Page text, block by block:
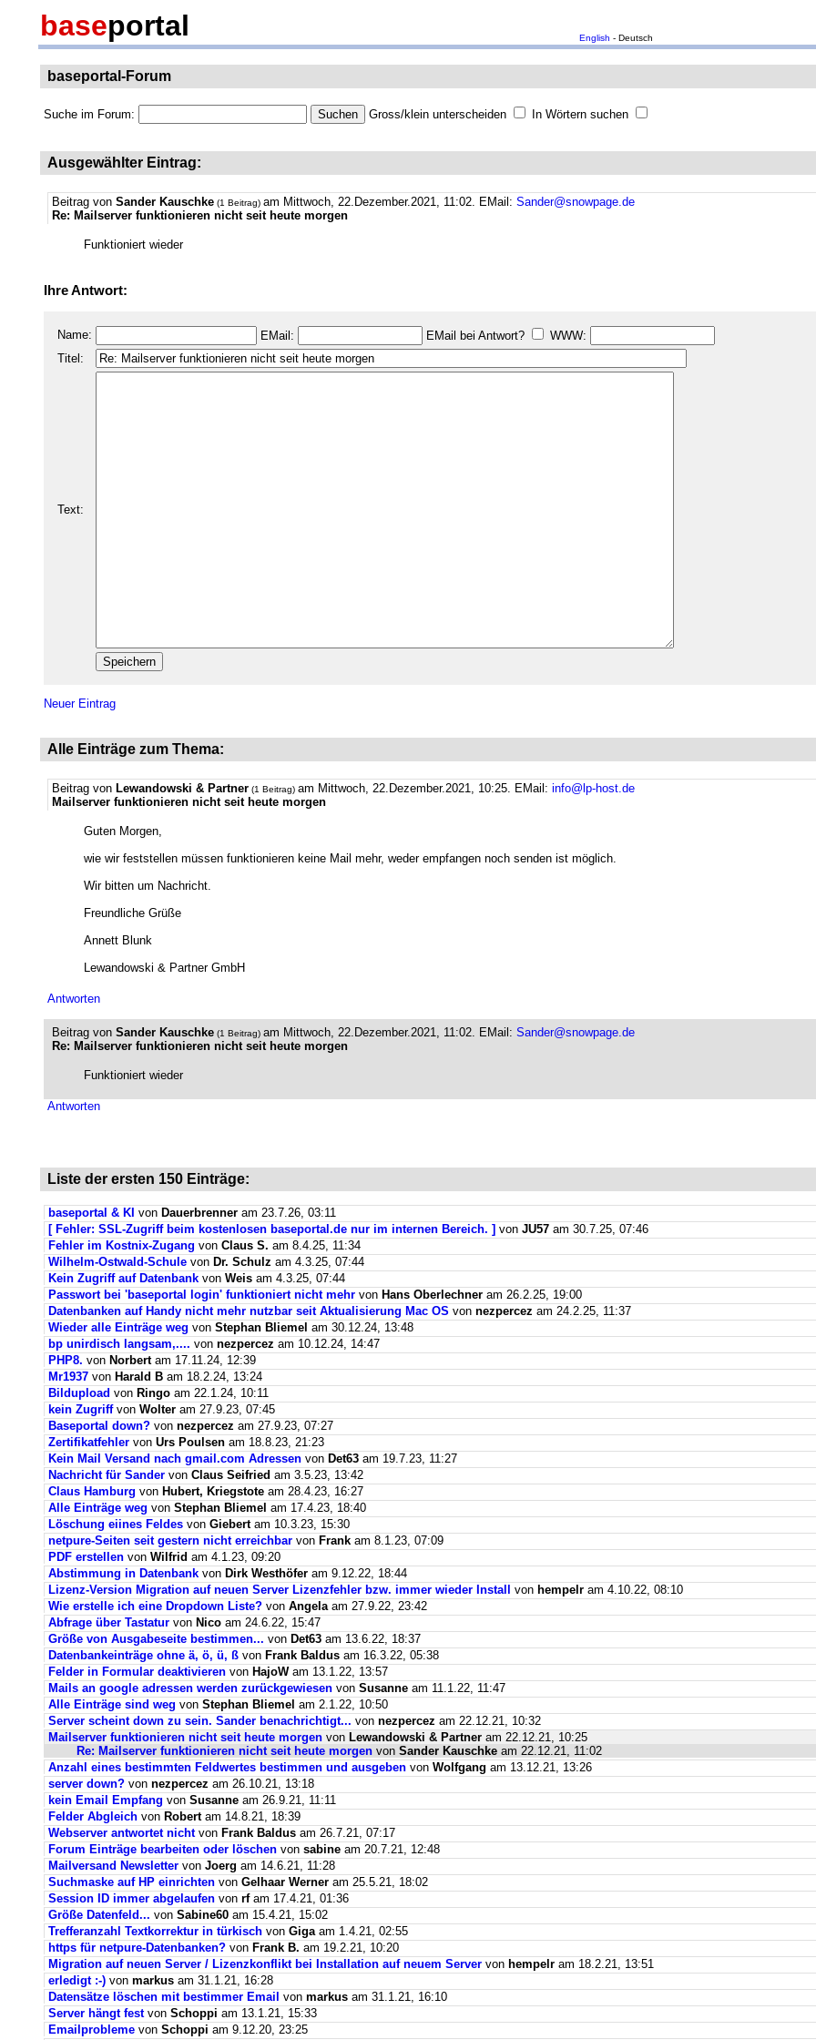
baseportal English - Deutsch
baseportal-Forum
Suche im Forum: Gross/klein unterscheiden In Wörtern suchen
Ausgewählter Eintrag:
Beitrag von Sander Kauschke (1 Beitrag) am Mittwoch, 22.Dezember.2021, 11:02. EMail: Sander@snowpage.de
Re: Mailserver funktionieren nicht seit heute morgen
Funktioniert wieder
Ihre Antwort:
Name: EMail: EMail bei Antwort?
WWW:
Titel:
Text:
Neuer Eintrag
Alle Einträge zum Thema:
Beitrag von Lewandowski & Partner (1 Beitrag) am Mittwoch, 22.Dezember.2021, 10:25. EMail: info@lp-host.de
Mailserver funktionieren nicht seit heute morgen
Guten Morgen,
wie wir feststellen müssen funktionieren keine Mail mehr, weder empfangen noch senden ist möglich.
Wir bitten um Nachricht.
Freundliche Grüße
Annett Blunk
Lewandowski & Partner GmbH
Antworten
Beitrag von Sander Kauschke (1 Beitrag) am Mittwoch, 22.Dezember.2021, 11:02. EMail: Sander@snowpage.de
Re: Mailserver funktionieren nicht seit heute morgen
Funktioniert wieder
Antworten
Liste der ersten 150 Einträge:
baseportal & KI von Dauerbrenner am 23.7.26, 03:11
[ Fehler: SSL-Zugriff beim kostenlosen baseportal.de nur im internen Bereich. ] von JU57 am 30.7.25, 07:46
Fehler im Kostnix-Zugang von Claus S. am 8.4.25, 11:34
Wilhelm-Ostwald-Schule von Dr. Schulz am 4.3.25, 07:44
Kein Zugriff auf Datenbank von Weis am 4.3.25, 07:44
Passwort bei 'baseportal login' funktioniert nicht mehr von Hans Oberlechner am 26.2.25, 19:00
Datenbanken auf Handy nicht mehr nutzbar seit Aktualisierung Mac OS von nezpercez am 24.2.25, 11:37
Wieder alle Einträge weg von Stephan Bliemel am 30.12.24, 13:48
bp unirdisch langsam,.... von nezpercez am 10.12.24, 14:47
PHP8. von Norbertam 17.11.24, 12:39
Mr1937 von Harald B am 18.2.24, 13:24
Bildupload von Ringo am 22.1.24, 10:11
kein Zugriffvon Wolter am 27.9.23, 07:45
Baseportal down? von nezpercez am 27.9.23, 07:27
Zertifikatfehler von Urs Poulsen am 18.8.23, 21:23
Kein Mail Versand nach gmail.com Adressen von Det63 am 19.7.23, 11:27
Nachricht für Sander von Claus Seifried am 3.5.23, 13:42
Claus Hamburg von Hubert, Kriegstote am 28.4.23, 16:27
Alle Einträge weg von Stephan Bliemel am 17.4.23, 18:40
Löschung eiines Feldes von Giebertam 10.3.23, 15:30
netpure-Seiten seit gestern nicht erreichbar von Frank am 8.1.23, 07:09
PDF erstellen von Wilfrid am 4.1.23, 09:20
Abstimmung in Datenbank von Dirk Westhöfer am 9.12.22, 18:44
Lizenz-Version Migration auf neuen Server Lizenzfehler bzw. immer wieder Install
von hempelr am 4.10.22, 08:10
Wie erstelle ich eine Dropdown Liste? von Angela am 27.9.22, 23:42
Abfrage über Tastatur von Nico am 24.6.22, 15:47
Größe von Ausgabeseite bestimmen... von Det63 am 13.6.22, 18:37
Datenbankeinträge ohne ä, ö, ü, ß von Frank Baldus am 16.3.22, 05:38
Felder in Formular deaktivieren von HajoWam 13.1.22, 13:57
Mails an google adressen werden zurückgewiesen von Susanne am 11.1.22, 11:47
Alle Einträge sind weg von Stephan Bliemel am 2.1.22, 10:50
Server scheint down zu sein. Sander benachrichtigt... von nezpercez am 22.12.21, 10:32
Mailserver funktionieren nicht seit heute morgen von Lewandowski & Partner am 22.12.21, 10:25
Re: Mailserver funktionieren nicht seit heute morgen von Sander Kauschke am 22.12.21, 11:02
Anzahl eines bestimmten Feldwertes bestimmen und ausgeben von Wolfgang am 13.12.21, 13:26
server down? von nezpercez am 26.10.21, 13:18
kein Email Empfang von Susanne am 26.9.21, 11:11
Felder Abgleich von Robertam 14.8.21, 18:39
Webserver antwortet nichtvon Frank Baldus am 26.7.21, 07:17
Forum Einträge bearbeiten oder löschen von sabine am 20.7.21, 12:48
Mailversand Newsletter von Joerg am 14.6.21, 11:28
Suchmaske auf HP einrichten von Gelhaar Werner am 25.5.21, 18:02
Session ID immer abgelaufen von rfam 17.4.21, 01:36
Größe Datenfeld... von Sabine60 am 15.4.21, 15:02
Trefferanzahl Textkorrektur in türkisch von Gigaam 1.4.21, 02:55
https für netpure-Datenbanken? von Frank B. am 19.2.21, 10:20
Migration auf neuen Server / Lizenzkonflikt bei Installation auf neuem Server von hempelr am 18.2.21, 13:51
erledigt :-) von markus am 31.1.21, 16:28
Datensätze löschen mit bestimmer Email von markus am 31.1.21, 16:10
Server hängt festvon Schoppi am 13.1.21, 15:33
Emailprobleme von Schoppi am 9.12.20, 23:25